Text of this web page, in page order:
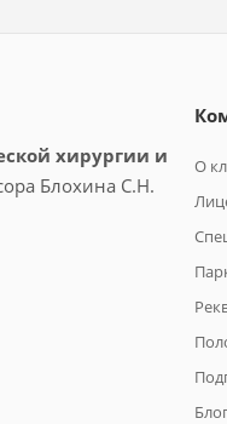
хирургии и
Блохина С.Н.
О